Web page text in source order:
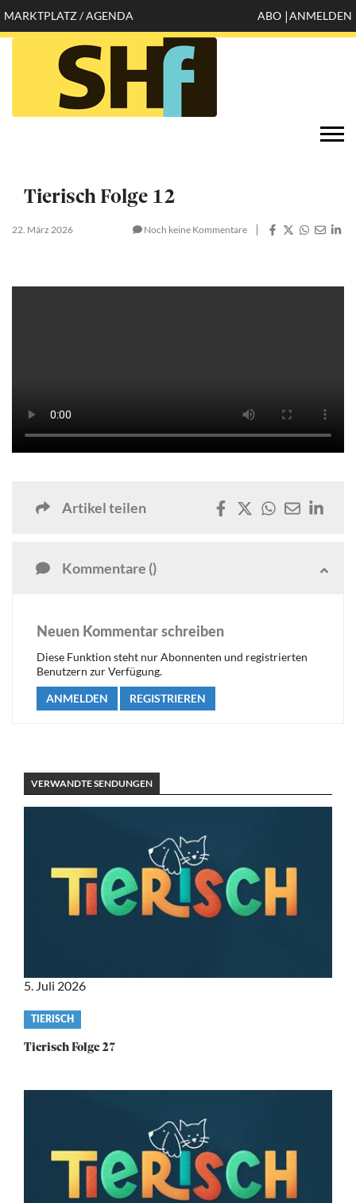
zum
Inhalt
Mobile
header
MARKTPLATZ / AGENDA ANMELDEN
ABO
Tierisch Folge 12
22. März 2026 Noch keine Kommentare
Artikel teilen
Kommentare ()
Neuen Kommentar schreiben
Diese Funktion steht nur Abonnenten und registrierten
Benutzern zur Verfügung.
ANMELDEN
REGISTRIEREN
VERWANDTE SENDUNGEN
Video
category
TIERISCH
Tierisch Folge 27
5. Juli 2026